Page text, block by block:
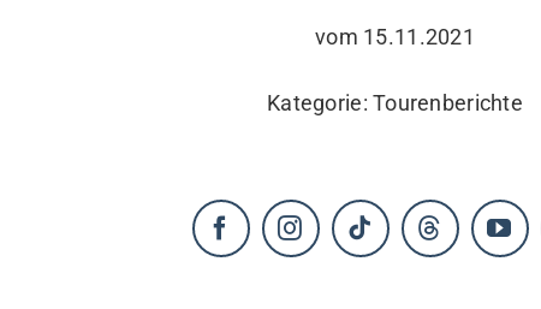
vom 15.11.2021
Kategorie:Tourenberichte